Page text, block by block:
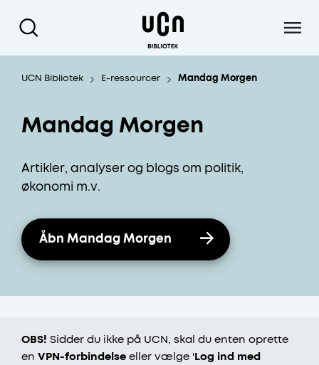
UCN Bibliotek E-ressourcer Mandag Morgen
Mandag Morgen
Artikler, analyser og blogs om politik,
økonomi m.v.
Åbn Mandag Morgen
OBS! Sidder du ikke på UCN, skal du enten oprette
en VPN-forbindelse eller vælge ' Log ind med